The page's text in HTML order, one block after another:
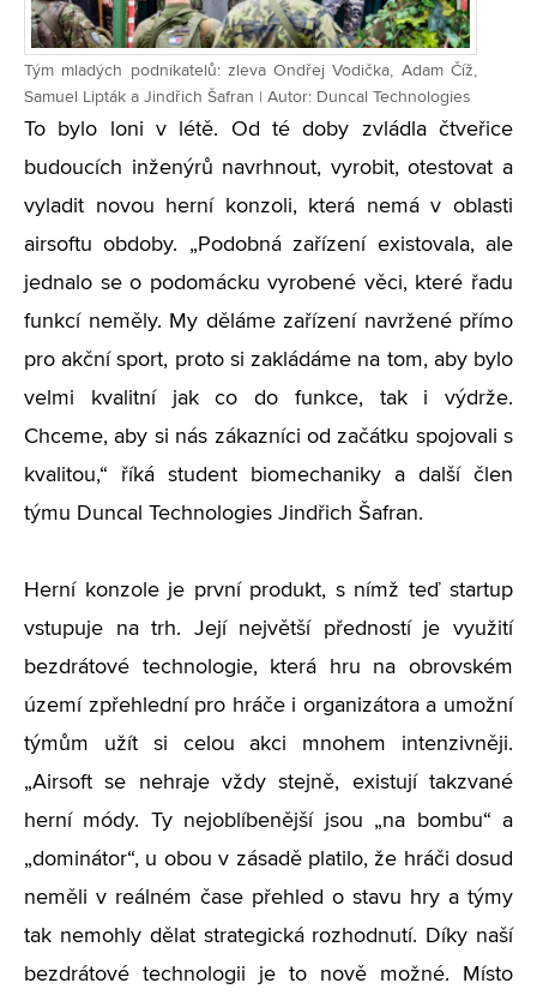
Tým mladých podnikatelů: zleva Ondřej Vodička, Adam Číž,
Samuel Lipták a Jindřich Šafran | Autor: Duncal Technologies
To bylo loni v létě. Od té doby zvládla čtveřice
budoucích inženýrů navrhnout, vyrobit, otestovat a
vyladit novou herní konzoli, která nemá v oblasti
airsoftu obdoby. „Podobná zařízení existovala, ale
jednalo se o podomácku vyrobené věci, které řadu
funkcí neměly. My děláme zařízení navržené přímo
pro akční sport, proto si zakládáme na tom, aby bylo
velmi kvalitní jak co do funkce, tak i výdrže.
Chceme, aby si nás zákazníci od začátku spojovali s
kvalitou,“ říká student biomechaniky a další člen
týmu Duncal Technologies Jindřich Šafran.
Herní konzole je první produkt, s nímž teď startup
vstupuje na trh. Její největší předností je využití
bezdrátové technologie, která hru na obrovském
území zpřehlední pro hráče i organizátora a umožní
týmům užít si celou akci mnohem intenzivněji.
„Airsoft se nehraje vždy stejně, existují takzvané
herní módy. Ty nejoblíbenější jsou „na bombu“ a
„dominátor“, u obou v zásadě platilo, že hráči dosud
neměli v reálném čase přehled o stavu hry a týmy
tak nemohly dělat strategická rozhodnutí. Díky naší
bezdrátové technologii je to nově možné. Místo